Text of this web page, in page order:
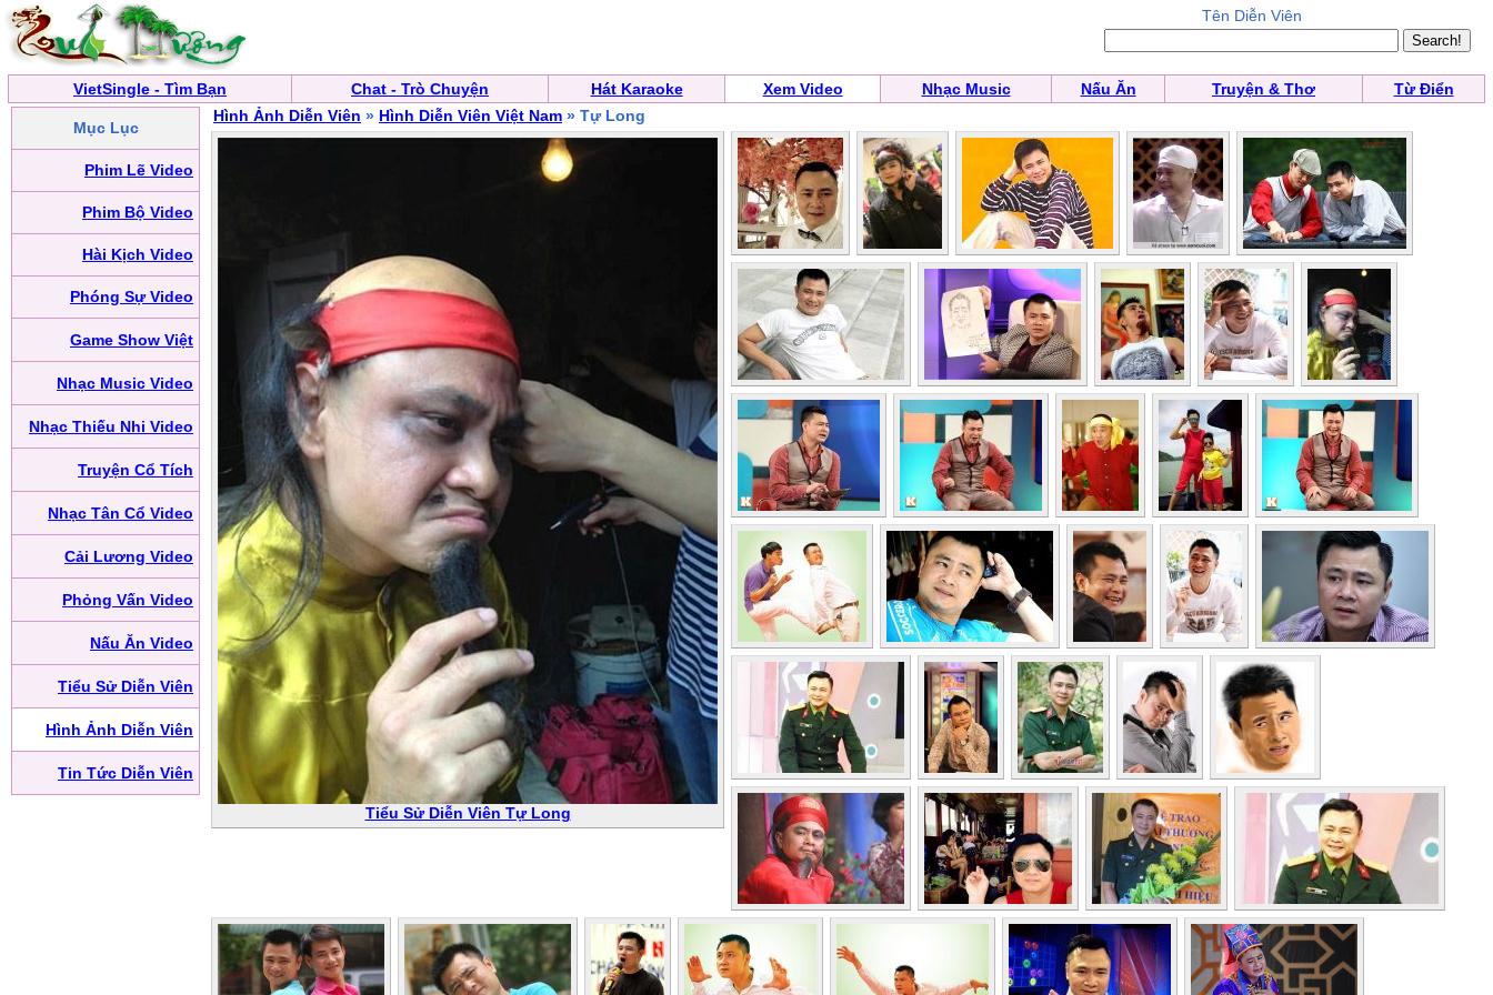
Tên Diễn Viên
VietSingle - Tìm Bạn Chat - Trò Chuyện Hát Karaoke Xem Video Nhạc Music Nấu Ăn Truyện & Thơ Từ Điển
Mục Lục
Phim Lẽ Video
Phim Bộ Video
Hài Kịch Video
Phóng Sự Video
Game Show Việt
Nhạc Music Video
Nhạc Thiếu Nhi Video
Truyện Cổ Tích
Nhạc Tân Cổ Video
Cải Lương Video
Phỏng Vấn Video
Nấu Ăn Video
Tiểu Sử Diễn Viên
Hình Ảnh Diễn Viên
Tin Tức Diễn Viên
Hình Ảnh Diễn Viên » Hình Diễn Viên Việt Nam » Tự Long
Tiểu Sử Diễn Viên Tự Long